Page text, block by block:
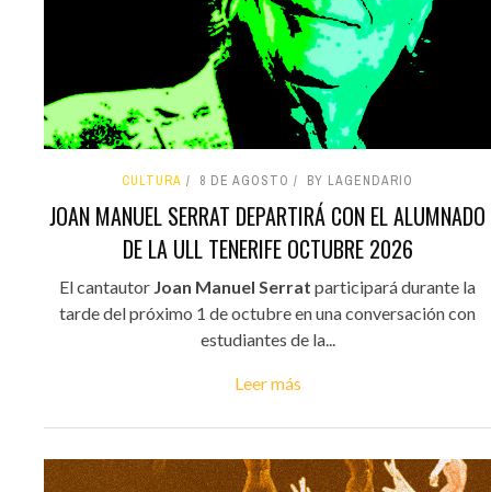
CULTURA 8 DE AGOSTO BY LAGENDARIO
JOAN MANUEL SERRAT DEPARTIRÁ CON EL ALUMNADO
DE LA ULL TENERIFE OCTUBRE 2026
El cantautor Joan Manuel Serrat participará durante la
tarde del próximo 1 de octubre en una conversación con
estudiantes de la...
Leer más